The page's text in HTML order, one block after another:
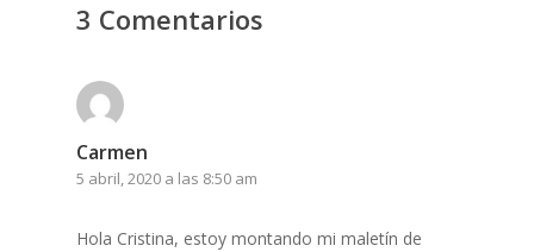
3 Comentarios
Carmen
5 abril, 2020 a las 8:50 am
Hola Cristina, estoy montando mi maletín de